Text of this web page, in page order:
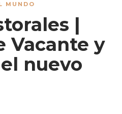
MUNDO
|
Vacante y
nuevo